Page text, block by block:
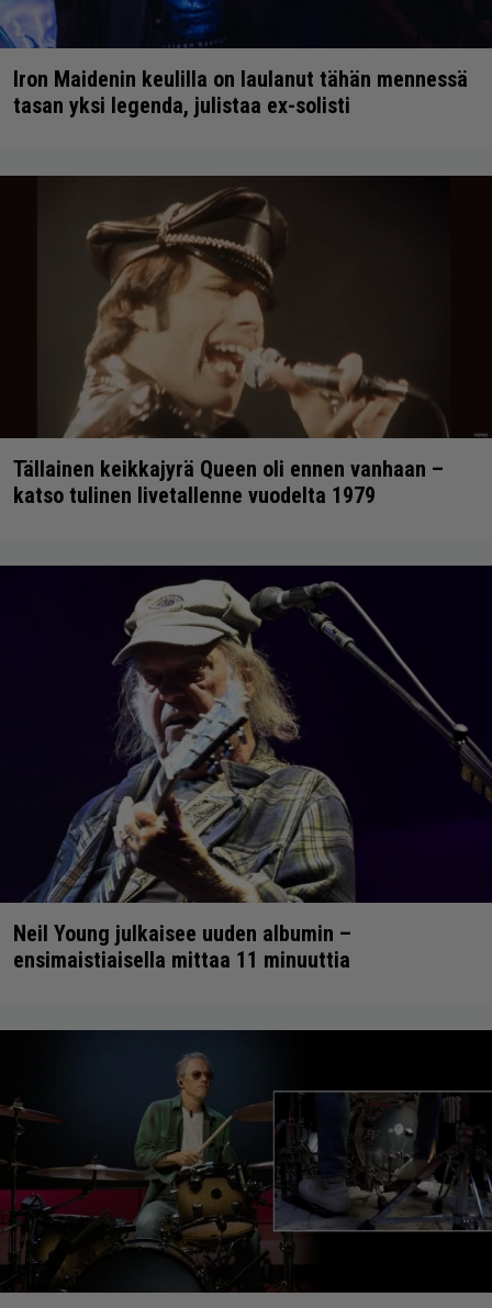
Iron Maidenin keulilla on laulanut tähän mennessä
tasan yksi legenda, julistaa ex-solisti
Tällainen keikkajyrä Queen oli ennen vanhaan –
katso tulinen livetallenne vuodelta 1979
Neil Young julkaisee uuden albumin –
ensimaistiaisella mittaa 11 minuuttia